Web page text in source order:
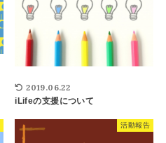
2019.06.22
iLifeの支援について
活動報告